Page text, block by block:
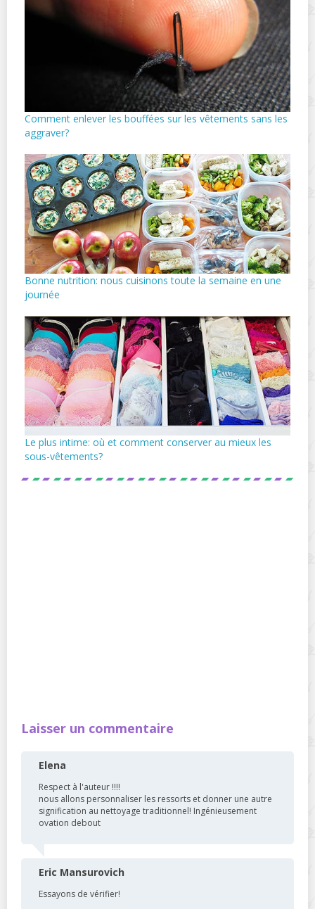
Comment enlever les bouffées sur les vêtements sans les
aggraver?
Bonne nutrition: nous cuisinons toute la semaine en une
journée
Le plus intime: où et comment conserver au mieux les
sous-vêtements?
Laisser un commentaire
Elena
Respect à l'auteur !!!!
nous allons personnaliser les ressorts et donner une autre
signification au nettoyage traditionnel! Ingénieusement
ovation debout
Eric Mansurovich
Essayons de vérifier!